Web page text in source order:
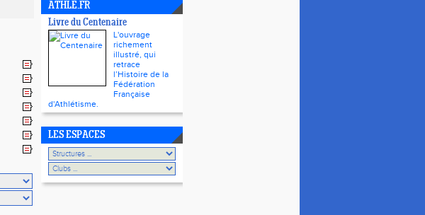
ATHLE.FR
Livre du Centenaire
L'ouvrage
richement
illustré, qui
retrace
l’Histoire de la
Fédération
Française
d'Athlétisme.
LES ESPACES